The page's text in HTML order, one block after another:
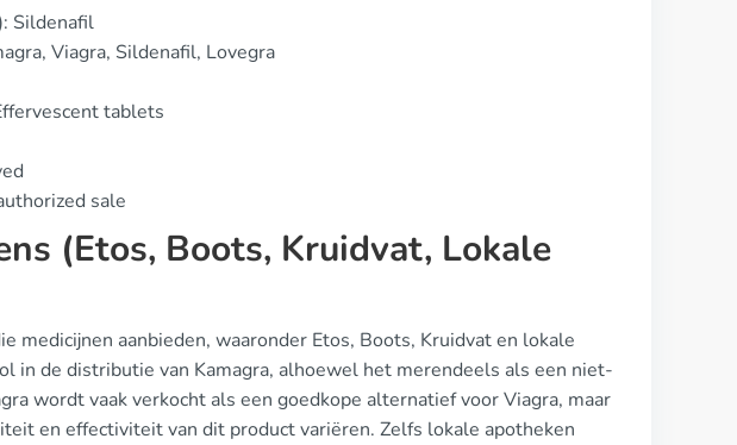
Sildenafil
Viagra, Sildenafil, Lovegra
tablets
sale
(Etos, Boots, Kruidvat, Lokale
medicijnen aanbieden, waaronder Etos, Boots, Kruidvat en lokale
in de distributie van Kamagra, alhoewel het merendeels als een niet-
wordt vaak verkocht als een goedkope alternatief voor Viagra, maar
en effectiviteit van dit product variëren. Zelfs lokale apotheken